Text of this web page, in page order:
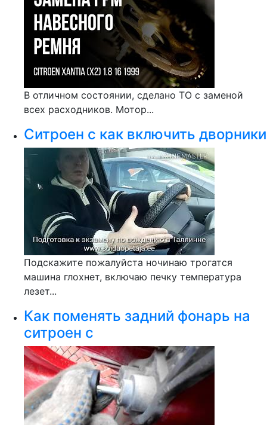
В отличном состоянии, сделано ТО с заменой
всех расходников. Мотор...
Ситроен с как включить дворники
Подскажите пожалуйста ночинаю трогатся
машина глохнет, включаю печку температура
лезет...
Как поменять задний фонарь на
ситроен с